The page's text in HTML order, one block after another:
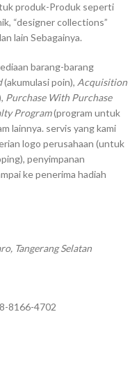
produk-Produk seperti
“designer collections”
lain Sebagainya.
barang-barang
(akumulasi poin), Acquisition
Purchase With Purchase
Program(program untuk
lainnya. servis yang kami
logo perusahaan (untuk
penyimpanan
ke penerima hadiah
Tangerang Selatan
8166-4702